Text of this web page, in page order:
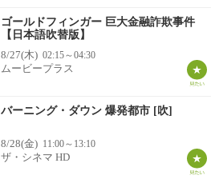
ゴールドフィンガー 巨大金融詐欺事件
【日本語吹替版】
8/27(木) 02:15～04:30
ムービープラス
バーニング・ダウン 爆発都市 [吹]
8/28(金) 11:00～13:10
ザ・シネマ HD